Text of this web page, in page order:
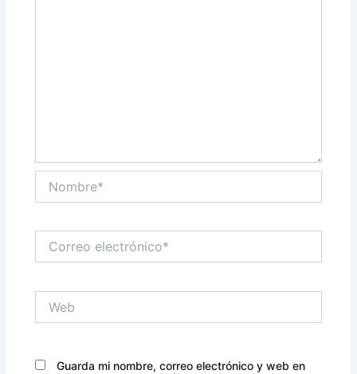
electrónico*
Guarda mi nombre, correo electrónico y web en